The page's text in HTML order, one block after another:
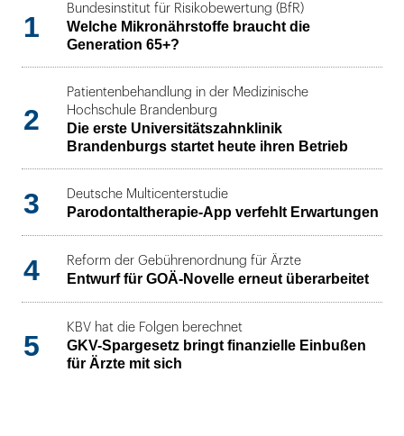
1
Bundesinstitut für Risikobewertung (BfR)
Welche Mikronährstoffe braucht die
Generation 65+?
2
Patientenbehandlung in der Medizinische
Hochschule Brandenburg
Die erste Universitätszahnklinik
Brandenburgs startet heute ihren Betrieb
3 Deutsche Multicenterstudie
Parodontaltherapie-App verfehlt Erwartungen
4 Reform der Gebührenordnung für Ärzte
Entwurf für GOÄ-Novelle erneut überarbeitet
5
KBV hat die Folgen berechnet
GKV-Spargesetz bringt finanzielle Einbußen
für Ärzte mit sich